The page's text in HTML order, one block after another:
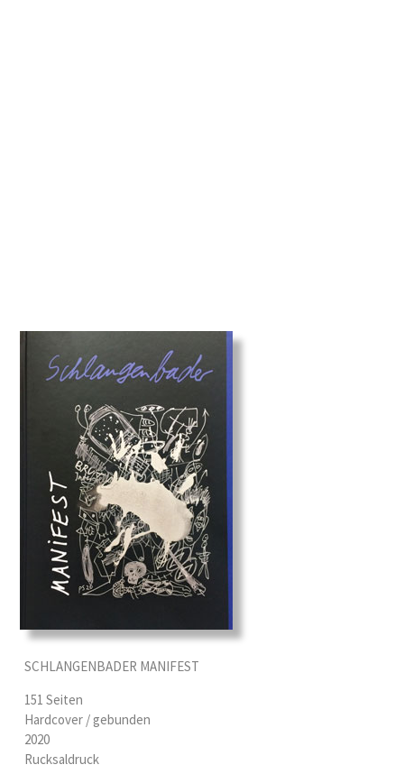
SCHLANGENBADER MANIFEST
151 Seiten
Hardcover / gebunden
2020
Rucksaldruck